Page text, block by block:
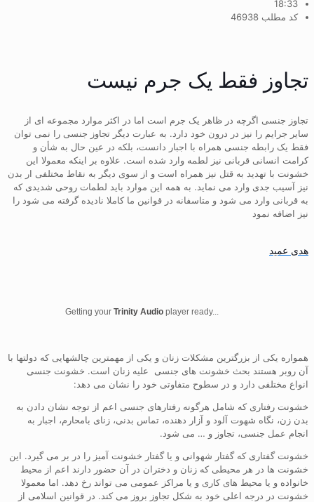
18:33
کد مطلب 46938
تجاوز فقط یک جرم نیست
تجاوز جنسی اگرچه در ظاهر یک جرم است اما در اکثر موارد مجموعه ای از
سایر جرایم را نیز در درون خود دارد. به عبارت دیگر تجاوز جنسی را نمی توان
فقط یک رابطه جنسی همراه با اجبار دانست، بلکه در عین حال به شأن و
کرامت انسانی قربانی نیز لطمه وارد شده است. علاوه بر اینکه معمولا این
خشونت با تهدید به قتل نیز همراه است و از سوی دیگر به نقاط مختلفی ار بدن
نیز آسیب جدی وارد می نماید. به همه این موارد باید لطمات روحی شدیدی که
به قربانی وارد می شود و متاسفانه در قوانین ما کاملا نادیده گرفته می شود را
نیز اضافه نمود
هدی عمید
Getting your Trinity Audio player ready...
همواره یکی از بزرگترین مشکلات زنان و یکی از مهمترین چالشهایی که دولتها با
آن روبر هستند بحث خشونت های جنسی علیه زنان است. خشونت جنسی
انواع مختلفی دارد و در سطوح متفاوتی خود را نشان می دهد:
خشونت رفتاری که شامل هرگونه رفتارهای جنسی اعم از توجه نشان دادن به
بدن زن، نگاه شهوت آلود و آزار دهنده، تماس بدنی، زنای بامحارم، اجبار به
انجام عمل جنسی، تجاوز و … می شود.
خشونت گفتاری که گفتار شهوانی و یا گفتار خشونت آمیز را در بر می گیرد. این
خشونت ها در هر محیطی که زنان و دختران در آن حضور دارند اعم از محیط
خانواده و یا محیط های کاری و یا مراکز عمومی می تواند رخ دهد. اما معمولا
خشونت در درجه اعلی خود به شکل تجاوز بروز می کند. در قوانین اسلامی از